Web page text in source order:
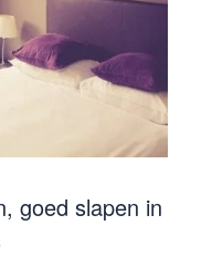
goed slapen in